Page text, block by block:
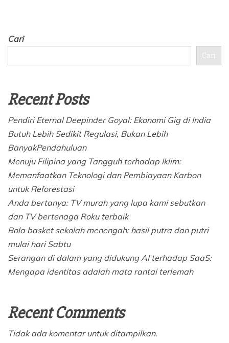
Cari
Cari
Recent Posts
Pendiri Eternal Deepinder Goyal: Ekonomi Gig di India
Butuh Lebih Sedikit Regulasi, Bukan Lebih
BanyakPendahuluan
Menuju Filipina yang Tangguh terhadap Iklim:
Memanfaatkan Teknologi dan Pembiayaan Karbon
untuk Reforestasi
Anda bertanya: TV murah yang lupa kami sebutkan
dan TV bertenaga Roku terbaik
Bola basket sekolah menengah: hasil putra dan putri
mulai hari Sabtu
Serangan di dalam yang didukung AI terhadap SaaS:
Mengapa identitas adalah mata rantai terlemah
Recent Comments
Tidak ada komentar untuk ditampilkan.